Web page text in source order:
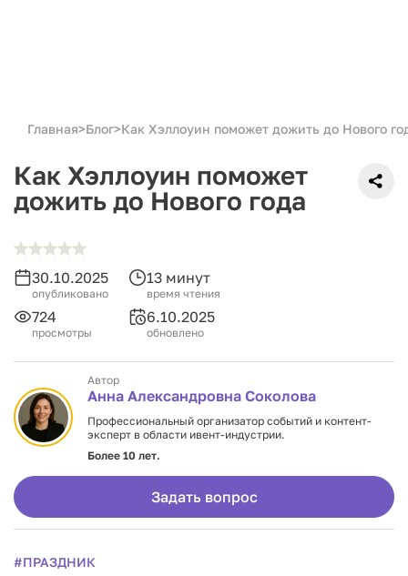
Главная>Блог>Как Хэллоуин поможет дожить до Нового
Как Хэллоуин поможет
дожить до Нового года
30.10.2025
опубликовано
13 минут
время чтения
724
просмотры
6.10.2025
обновлено
Автор
Анна Александровна Соколова
Профессиональный организатор событий и контент-
эксперт в области ивент-индустрии.
Более 10 лет.
Задать вопрос
#ПРАЗДНИК